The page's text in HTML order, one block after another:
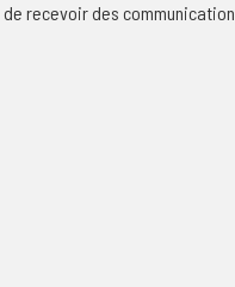
de recevoir des